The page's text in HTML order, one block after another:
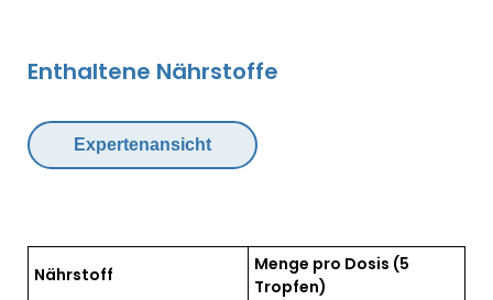
Enthaltene Nährstoffe
Expertenansicht
Nährstoff Menge pro Dosis (5
Tropfen)